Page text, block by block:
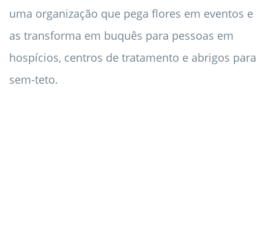
uma organização que pega flores em eventos e
as transforma em buquês para pessoas em
hospícios, centros de tratamento e abrigos para
sem-teto.